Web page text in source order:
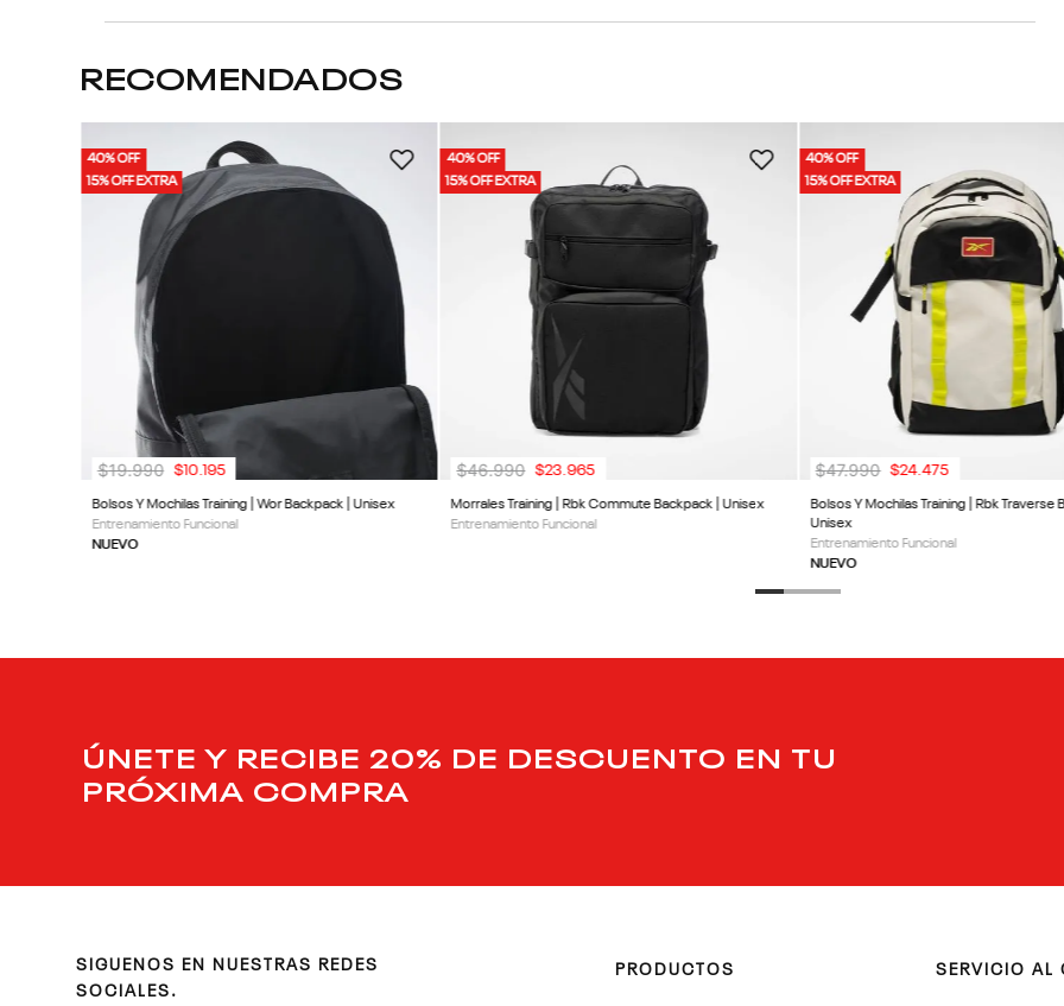
RECOMENDADOS
40% OFF
15% OFF EXTRA
Bolsos Y Mochilas Training | Wor Backpack | Unisex
Entrenamiento Funcional
NUEVO
$19.990 $10.195
40% OFF
15% OFF EXTRA
Morrales Training | Rbk Commute Backpack | Unisex
Entrenamiento Funcional
$46.990 $23.965
40% OFF
15% OFF EXTRA
Bolsos Y Mochilas Training | Rbk Traverse
Unisex
Entrenamiento Funcional
NUEVO
$47.990 $24.475
ÚNETE Y RECIBE 20% DE DESCUENTO EN TU
PRÓXIMA COMPRA
SIGUENOS EN NUESTRAS REDES
SOCIALES.
PRODUCTOS SERVICIO AL